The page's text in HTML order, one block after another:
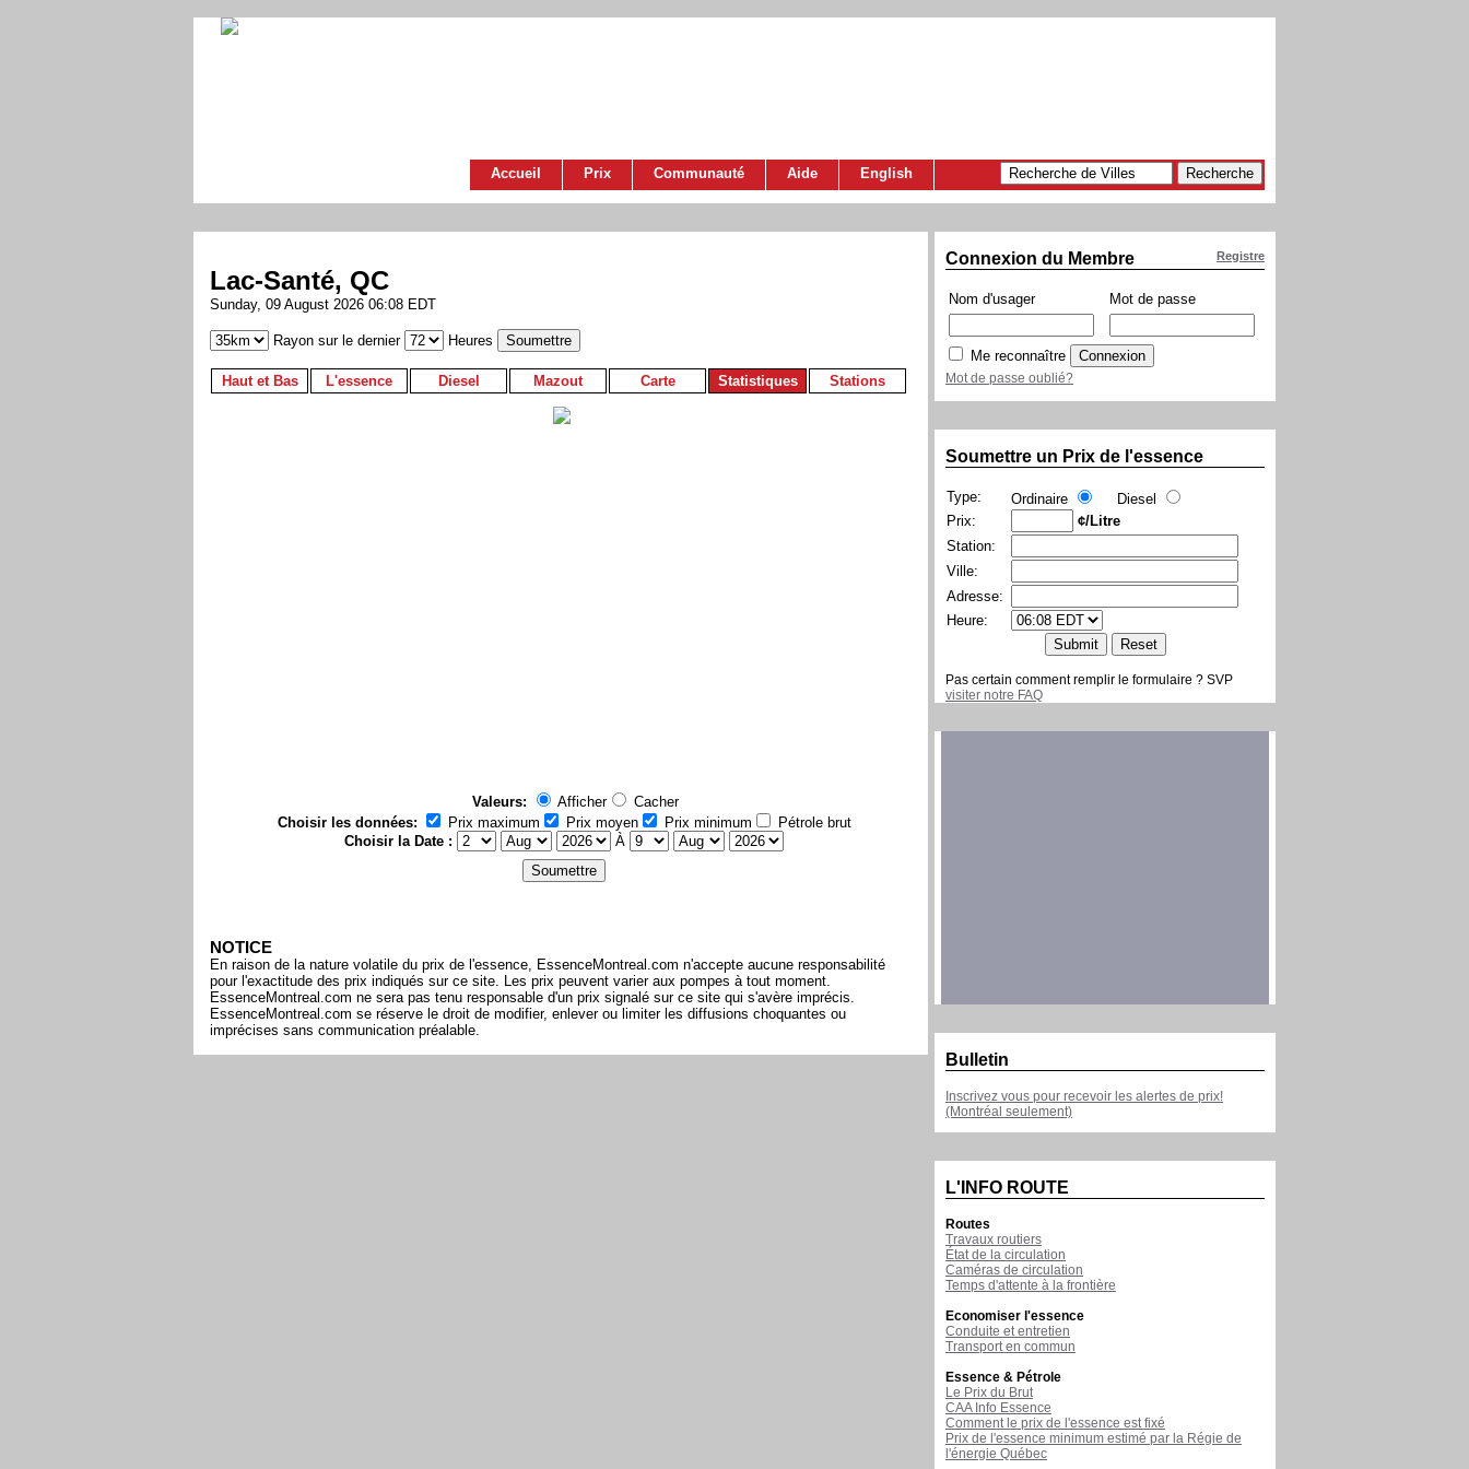
Accueil Prix Communauté Aide English
Lac-Santé, QC
Sunday, 09 August 2026 06:08 EDT
Rayon sur le dernier Heures
Haut et Bas L'essence Diesel Mazout Carte Statistiques Stations
Valeurs: Afficher
Cacher
Choisir les données:
Prix maximum Prix moyen Prix minimum
Pétrole brut
Choisir la Date :
À
NOTICE
En raison de la nature volatile du prix de l'essence, EssenceMontreal.com n'accepte aucune responsabilité
pour l'exactitude des prix indiqués sur ce site. Les prix peuvent varier aux pompes à tout moment.
EssenceMontreal.com ne sera pas tenu responsable d'un prix signalé sur ce site qui s'avère imprécis.
EssenceMontreal.com se réserve le droit de modifier, enlever ou limiter les diffusions choquantes ou
imprécises sans communication préalable.
Registre
Connexion du Membre
Nom d'usager Mot de passe
Me reconnaître
Mot de passe oublié?
Soumettre un Prix de l'essence
Type: Ordinaire
Diesel
Prix:
¢/Litre
Station:
Ville:
Adresse:
Heure:
Pas certain comment remplir le formulaire ? SVP
visiter notre FAQ
Bulletin
Inscrivez vous pour recevoir les alertes de prix!
(Montréal seulement)
L'INFO ROUTE
Routes
Travaux routiers
État de la circulation
Caméras de circulation
Temps d'attente à la frontière
Economiser l'essence
Conduite et entretien
Transport en commun
Essence & Pétrole
Le Prix du Brut
CAA Info Essence
Comment le prix de l'essence est fixé
Prix de l'essence minimum estimé par la Régie de
l'énergie Québec